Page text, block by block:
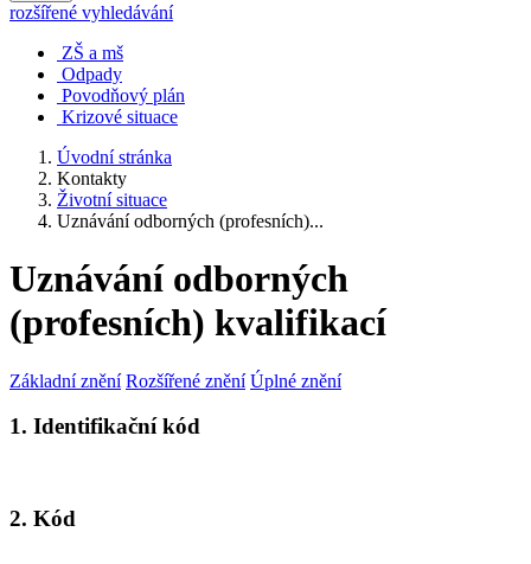
rozšířené vyhledávání
ZŠ a mš
Odpady
Povodňový plán
Krizové situace
Úvodní stránka
Kontakty
Životní situace
Uznávání odborných (profesních)...
Uznávání odborných
(profesních) kvalifikací
Základní znění Rozšířené znění Úplné znění
1. Identifikační kód
2. Kód